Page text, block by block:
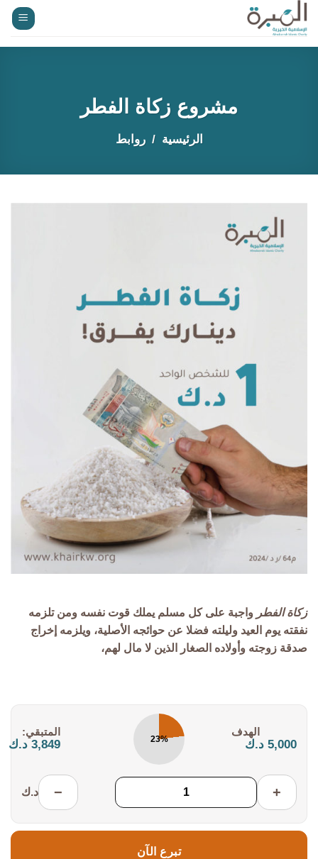
تخطي
للمحتوى
مشروع زكاة الفطر
الرئيسية روابط
زكاة الفطر واجبة على كل مسلم يملك قوت نفسه ومن تلزمه
نفقته يوم العيد وليلته فضلا عن حوائجه الأصلية، ويلزمه إخراج
صدقة زوجته وأولاده الصغار الذين لا مال لهم،
5,000 د.ك 23%
المتبقي:
3,849 د.ك
+
− د.ك
تبرع الآن